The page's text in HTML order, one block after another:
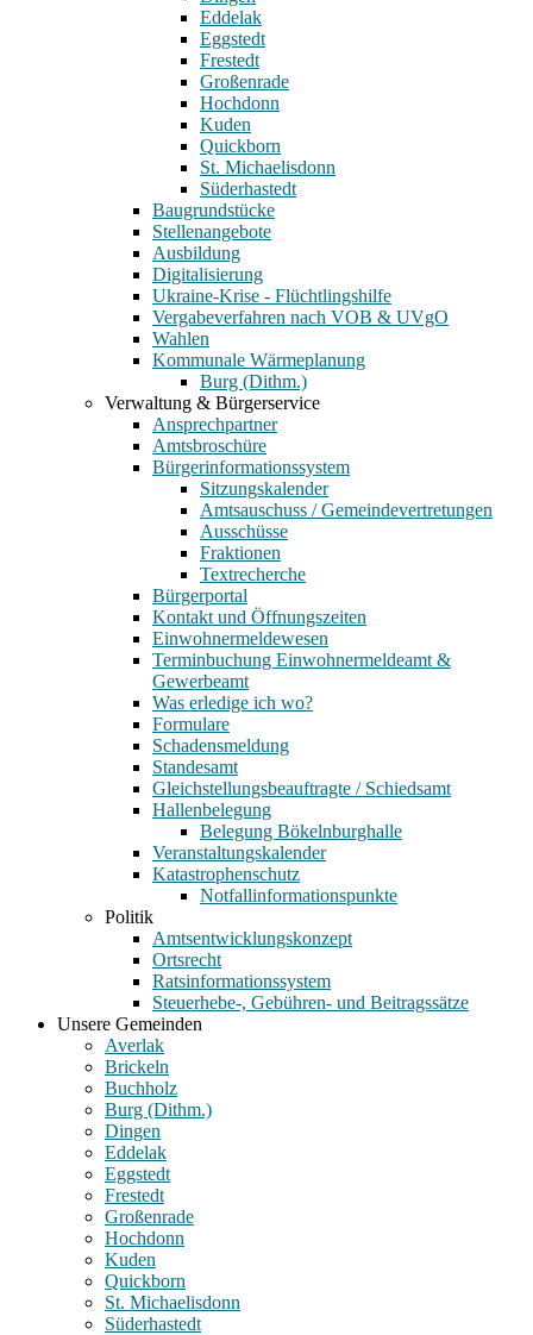
Eddelak
Eggstedt
Frestedt
Großenrade
Hochdonn
Kuden
Quickborn
St. Michaelisdonn
Süderhastedt
Baugrundstücke
Stellenangebote
Ausbildung
Digitalisierung
Ukraine-Krise - Flüchtlingshilfe
Vergabeverfahren nach VOB & UVgO
Wahlen
Kommunale Wärmeplanung
Burg (Dithm.)
Verwaltung & Bürgerservice
Ansprechpartner
Amtsbroschüre
Bürgerinformationssystem
Sitzungskalender
Amtsauschuss / Gemeindevertretungen
Ausschüsse
Fraktionen
Textrecherche
Bürgerportal
Kontakt und Öffnungszeiten
Einwohnermeldewesen
Terminbuchung Einwohnermeldeamt &
Gewerbeamt
Was erledige ich wo?
Formulare
Schadensmeldung
Standesamt
Gleichstellungsbeauftragte / Schiedsamt
Hallenbelegung
Belegung Bökelnburghalle
Veranstaltungskalender
Katastrophenschutz
Notfallinformationspunkte
Politik
Amtsentwicklungskonzept
Ortsrecht
Ratsinformationssystem
Steuerhebe-, Gebühren- und Beitragssätze
Unsere Gemeinden
Averlak
Brickeln
Buchholz
Burg (Dithm.)
Dingen
Eddelak
Eggstedt
Frestedt
Großenrade
Hochdonn
Kuden
Quickborn
St. Michaelisdonn
Süderhastedt